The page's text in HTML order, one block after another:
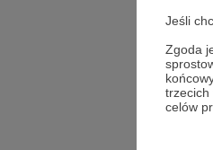
Jeśli
Zgoda
trzecich
celów